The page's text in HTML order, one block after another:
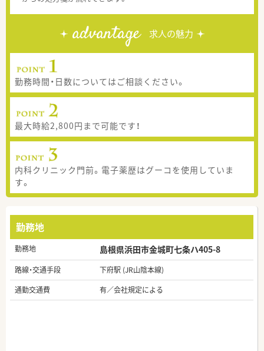
advantage 求人の魅力
勤務時間・日数についてはご相談ください。
最大時給2,800円まで可能です！
内科クリニック門前。電子薬歴はグーコを使用していま
す。
勤務地
勤務地 島根県浜田市金城町七条ハ405-8
路線・交通手段
下府駅 (JR山陰本線)
通勤交通費
有／会社規定による